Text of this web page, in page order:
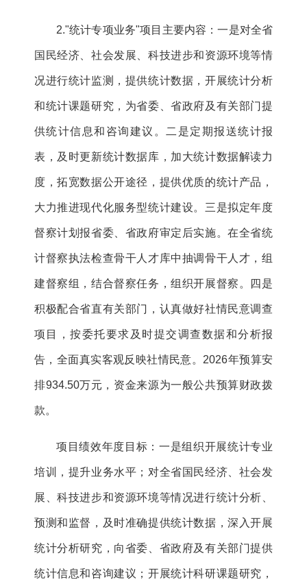
2."统计专项业务"项目主要内容：一是对全省
国民经济、社会发展、科技进步和资源环境等情
况进行统计监测，提供统计数据，开展统计分析
和统计课题研究，为省委、省政府及有关部门提
供统计信息和咨询建议。二是定期报送统计报
表，及时更新统计数据库，加大统计数据解读力
度，拓宽数据公开途径，提供优质的统计产品，
大力推进现代化服务型统计建设。三是拟定年度
督察计划报省委、省政府审定后实施。在全省统
计督察执法检查骨干人才库中抽调骨干人才，组
建督察组，结合督察任务，组织开展督察。四是
积极配合省直有关部门，认真做好社情民意调查
项目，按委托要求及时提交调查数据和分析报
告，全面真实客观反映社情民意。2026年预算安
排934.50万元，资金来源为一般公共预算财政拨
款。
项目绩效年度目标：一是组织开展统计专业
培训，提升业务水平；对全省国民经济、社会发
展、科技进步和资源环境等情况进行统计分析、
预测和监督，及时准确提供统计数据，深入开展
统计分析研究，向省委、省政府及有关部门提供
统计信息和咨询建议；开展统计科研课题研究，